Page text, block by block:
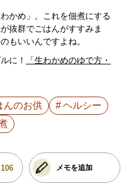
かめ」。これを佃煮にする
抜群でごはんがすすみま
もいいんですよね。
に！
「生わかめのゆで方・
んのお供
ヘルシー
106 メモを追加